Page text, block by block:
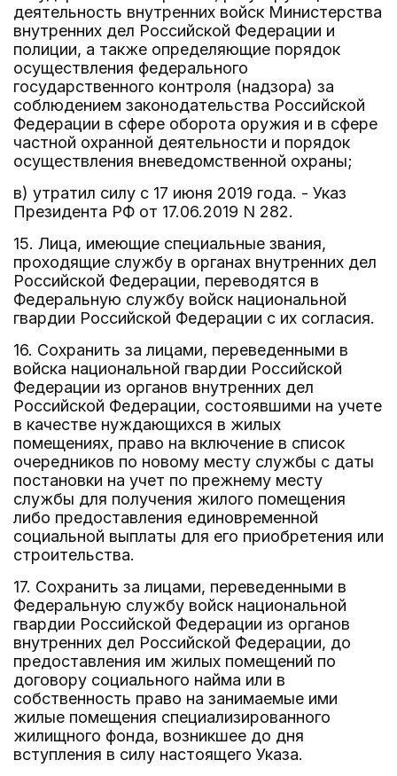
деятельность внутренних войск Министерства
внутренних дел Российской Федерации и
полиции, а также определяющие порядок
осуществления федерального
государственного контроля (надзора) за
соблюдением законодательства Российской
Федерации в сфере оборота оружия и в сфере
частной охранной деятельности и порядок
осуществления вневедомственной охраны;
в) утратил силу с 17 июня 2019 года. - Указ
Президента РФ от 17.06.2019 N 282.
15. Лица, имеющие специальные звания,
проходящие службу в органах внутренних дел
Российской Федерации, переводятся в
Федеральную службу войск национальной
гвардии Российской Федерации с их согласия.
16. Сохранить за лицами, переведенными в
войска национальной гвардии Российской
Федерации из органов внутренних дел
Российской Федерации, состоявшими на учете
в качестве нуждающихся в жилых
помещениях, право на включение в список
очередников по новому месту службы с даты
постановки на учет по прежнему месту
службы для получения жилого помещения
либо предоставления единовременной
социальной выплаты для его приобретения или
строительства.
17. Сохранить за лицами, переведенными в
Федеральную службу войск национальной
гвардии Российской Федерации из органов
внутренних дел Российской Федерации, до
предоставления им жилых помещений по
договору социального найма или в
собственность право на занимаемые ими
жилые помещения специализированного
жилищного фонда, возникшее до дня
вступления в силу настоящего Указа.